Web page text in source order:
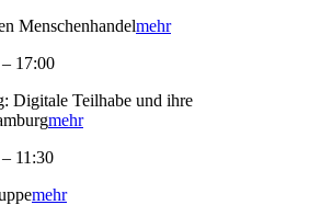
Menschenhandelmehr
17:00
Digitale Teilhabe und ihre
mehr
11:30
mehr